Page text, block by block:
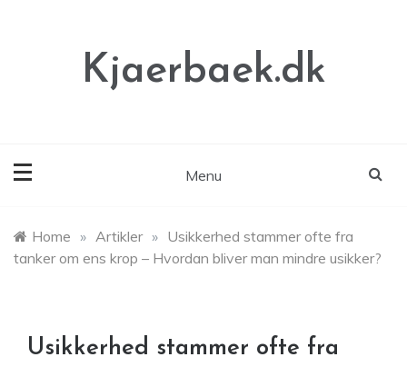
Kjaerbaek.dk
Menu
Home » Artikler » Usikkerhed stammer ofte fra
tanker om ens krop – Hvordan bliver man mindre usikker?
Usikkerhed stammer ofte fra